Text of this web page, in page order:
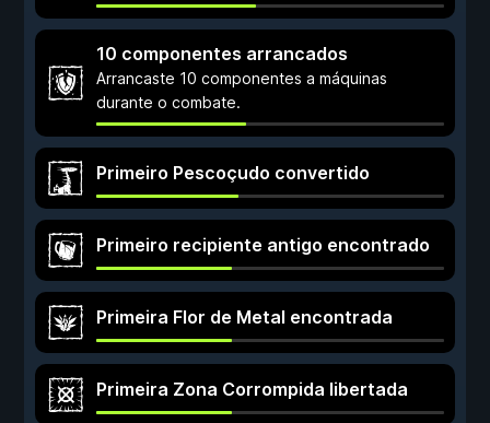
10 componentes arrancados
Arrancaste 10 componentes a máquinas
durante o combate.
Primeiro Pescoçudo convertido
Primeiro recipiente antigo encontrado
Primeira Flor de Metal encontrada
Primeira Zona Corrompida libertada